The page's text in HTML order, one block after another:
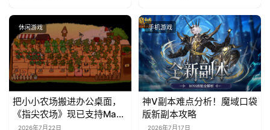
休闲游戏
把小小农场搬进办公桌面，
《指尖农场》现已支持Mac
系统！
2026年7月22日
手机游戏
神V副本难点分析！魔域口袋
版新副本攻略
2026年7月17日